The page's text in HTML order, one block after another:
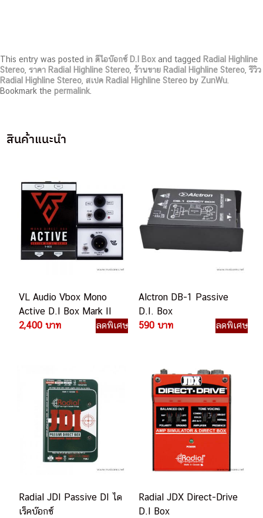
This entry was posted in ดีไอบ๊อกซ์ D.I Box and tagged Radial Highline
Stereo ราคา Radial Highline Stereo ร้านขาย Radial Highline Stereo ,รีวิว
Radial Highline Stereo สเปค Radial Highline Stereo by ZunWu
Bookmark the permalink
สินค้าแนะนำ
VL Audio Vbox Mono
Active D.I Box Mark II
2,400 บาท
ลดพิเศษ
Alctron DB-1 Passive
D.I. Box
590 บาท
ลดพิเศษ
Radial JDI Passive DI ได
เร็คบ๊อกซ์
Radial JDX Direct-Drive
D.I Box